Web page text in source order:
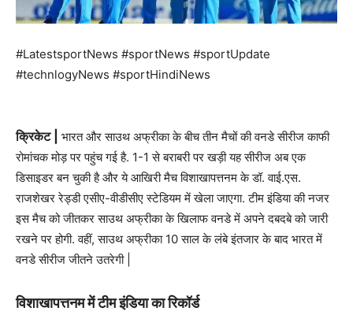
#LatestsportNews #sportNews #sportUpdate
#technlogyNews #sportHindiNews
क्रिकेट | भारत और साउथ अफ्रीका के बीच तीन मैचों की वनडे सीरीज काफी
रोमांचक मोड़ पर पहुंच गई है. 1-1 से बराबरी पर खड़ी यह सीरीज अब एक
डिसाइडर बन चुकी है और ये आखिरी मैच विशाखापत्तनम के डॉ. वाई.एस.
राजशेखर रेड्डी एसीए-वीडीसीए स्टेडियम में खेला जाएगा. टीम इंडिया की नजर
इस मैच को जीतकर साउथ अफ्रीका के खिलाफ वनडे में अपने दबदबे को जारी
रखने पर होगी. वहीं, साउथ अफ्रीका 10 साल के लंबे इंतजार के बाद भारत में
वनडे सीरीज जीतने उतरेगी |
विशाखापत्तनम में टीम इंडिया का रिकॉर्ड